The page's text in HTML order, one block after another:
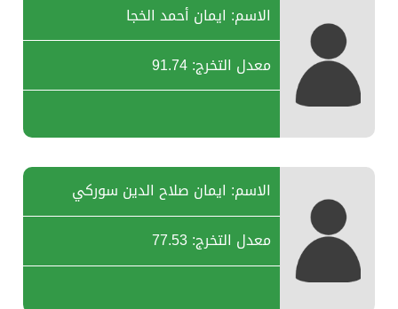
الاسم: ايمان أحمد الخجا
معدل التخرج: 91.74
الاسم: ايمان صلاح الدين سوركي
معدل التخرج: 77.53